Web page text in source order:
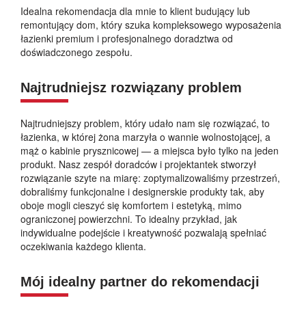
Idealna rekomendacja dla mnie to klient budujący lub
remontujący dom, który szuka kompleksowego wyposażenia
łazienki premium i profesjonalnego doradztwa od
doświadczonego zespołu.
Najtrudniejsz rozwiązany problem
Najtrudniejszy problem, który udało nam się rozwiązać, to
łazienka, w której żona marzyła o wannie wolnostojącej, a
mąż o kabinie prysznicowej — a miejsca było tylko na jeden
produkt. Nasz zespół doradców i projektantek stworzył
rozwiązanie szyte na miarę: zoptymalizowaliśmy przestrzeń,
dobraliśmy funkcjonalne i designerskie produkty tak, aby
oboje mogli cieszyć się komfortem i estetyką, mimo
ograniczonej powierzchni. To idealny przykład, jak
indywidualne podejście i kreatywność pozwalają spełniać
oczekiwania każdego klienta.
Mój idealny partner do rekomendacji